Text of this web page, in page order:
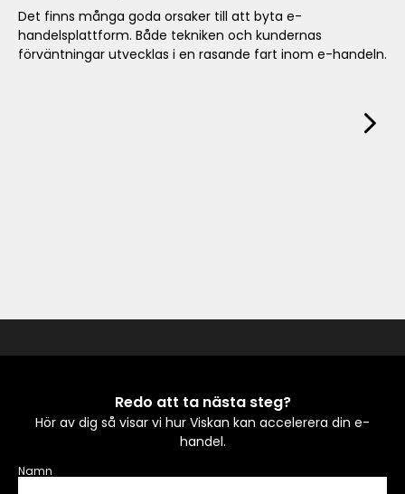
Det finns många goda orsaker till att byta e-
handelsplattform. Både tekniken och kundernas
förväntningar utvecklas i en rasande fart inom e-handeln.
Redo att ta nästa steg?
Hör av dig så visar vi hur Viskan kan accelerera din e-
handel.
Namn